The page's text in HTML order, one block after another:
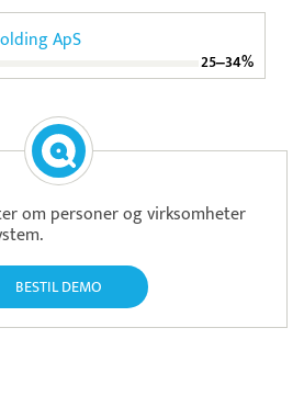
ApS
25‒34%
om personer og virksomheter
BESTIL DEMO